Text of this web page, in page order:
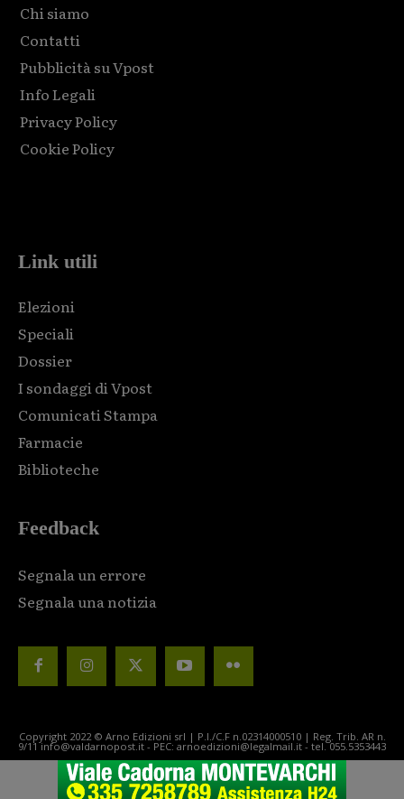
Chi siamo
Contatti
Pubblicità su Vpost
Info Legali
Privacy Policy
Cookie Policy
Link utili
Elezioni
Speciali
Dossier
I sondaggi di Vpost
Comunicati Stampa
Farmacie
Biblioteche
Feedback
Segnala un errore
Segnala una notizia
Copyright 2022 © Arno Edizioni srl | P.I./C.F n.02314000510 | Reg. Trib. AR n.
9/11 info@valdarnopost.it - PEC: arnoedizioni@legalmail.it - tel. 055.5353443